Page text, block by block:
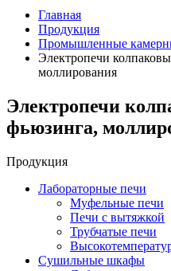
Главная
Продукция
Промышленные
Электропечи
моллирования
Электропечи
фьюзинга,
Продукция
Лабораторные печи
Муфельные печи
Печи с вытяжкой
Трубчатые печи
Сушильные шкафы